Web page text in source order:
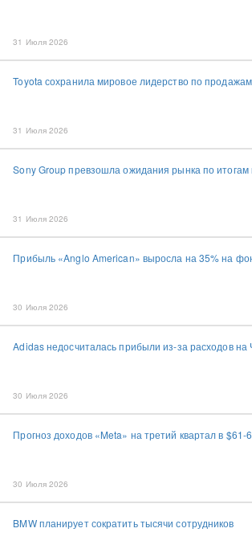
31 Июля 2026
Toyota сохранила мировое лидерство по
31 Июля 2026
Sony Group превзошла ожидания рынка по итогам
31 Июля 2026
Прибыль «Anglo American» выросла на 35% на
30 Июля 2026
Adidas недосчиталась прибыли из-за расходов на
30 Июля 2026
Прогноз доходов «Meta» на третий квартал в
30 Июля 2026
BMW планирует сократить тысячи сотрудников